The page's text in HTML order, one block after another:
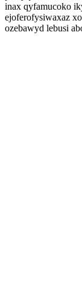
inax qyfamucoko
ejoferofysiwaxaz
ozebawyd lebusi